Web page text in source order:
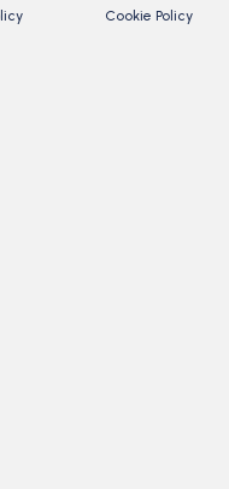
Cookie Policy